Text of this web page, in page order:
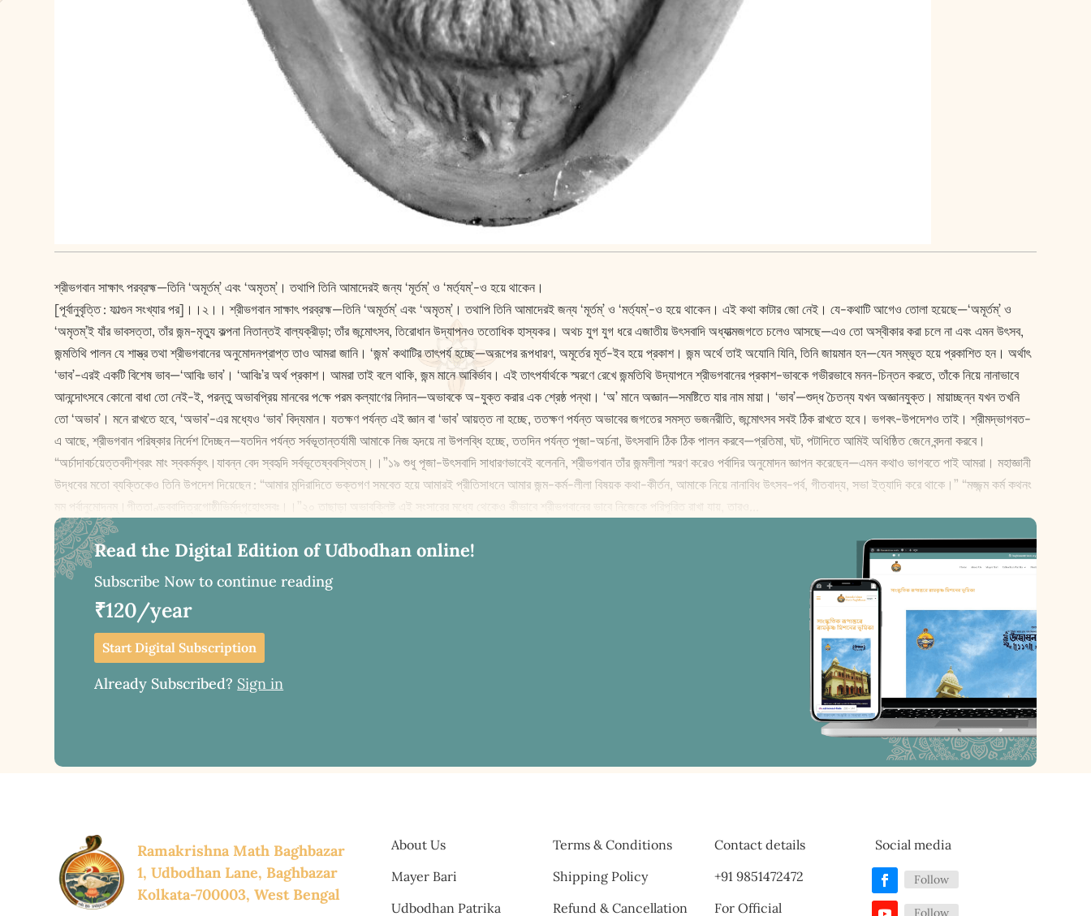
শ্রীভগবান সা‌ক্ষাৎ পরব্রহ্ম—তিনি ‘অমূর্তম্‌’ এবং ‘অমৃতম্‌’। তথাপি তিনি আমাদেরই জন্য ‘মূর্তম্‌’ ও ‘মর্ত্যম্‌’-ও হয়ে থাকেন।
[পূর্বানুবৃত্তি : ফাল্গুন সংখ্যার পর]।।২।। শ্রীভগবান সা‌ক্ষাৎ পরব্রহ্ম—তিনি ‘অমূর্তম্‌’ এবং ‘অমৃতম্‌’। তথাপি তিনি আমাদেরই জন্য ‘মূর্তম্‌’ ও ‘মর্ত্যম্‌’-ও হয়ে থাকেন। এই কথা কাটার জো নেই। যে-কথাটি আগেও তোলা হয়েছে—‘অমূর্তম্‌’ ও
‘অমৃতম্‌’ই যাঁর ভাবসত্তা, তাঁর জন্ম-মৃত্যু কল্পনা নিতান্তই বাল্যক্রীড়া; তাঁর জন্মোৎসব, তিরোধান উদ্‌যাপনও ততোধিক হাস্যকর। অথচ যুগ যুগ ধরে এজাতীয় উৎসবাদি অধ্যাত্মজগতে চলেও আসছে—এও তো অস্বীকার করা চলে না এবং এমন উৎসব,
জন্মতিথি পালন যে শাস্ত্র তথা শ্রীভগবানের অনুমোদনপ্রাপ্ত তাও আমরা জানি। ‘জন্ম’ কথাটির তাৎপর্য হচ্ছে—অরূপের রূপধারণ, অমূর্তের মূর্ত-ইব হয়ে প্রকাশ। জন্ম অর্থে তাই অযোনি যিনি, তিনি জায়মান হন—যেন সম্ভূত হয়ে প্রকাশিত হন। অর্থাৎ
‘ভাব’-এরই একটি বিশেষ ভাব—‘আবিঃ ভাব’। ‘আবিঃ’র অর্থ প্রকাশ। আমরা তাই বলে থাকি, জন্ম মানে আবির্ভাব। এই তাৎপর্যার্থকে স্মরণে রেখে জন্মতিথি উদ্‌যাপনে শ্রীভগবানের প্রকাশ-ভাবকে গভীরভাবে মনন-চিন্তন করতে, তাঁকে নিয়ে নানাভাবে
আনন্দোৎসবে কোনো বাধা তো নেই-ই, পরন্তু অভাবপ্রিয় মানবের প‌ক্ষে পরম কল্যাণের নিদান—অভাবকে অ-যুক্ত করার এক শ্রেষ্ঠ পন্থা। ‘অ’ মানে অজ্ঞান—সমষ্টিতে যার নাম মায়া। ‘ভাব’—শুদ্ধ চৈতন্য যখন অজ্ঞানযুক্ত। মায়াচ্ছন্ন যখন তখনি
তো ‘অভাব’। মনে রাখতে হবে, ‘অভাব’-এর মধ্যেও ‘ভাব’ বিদ্যমান। যত‌ক্ষণ পর্যন্ত এই জ্ঞান বা ‘ভাব’ আয়ত্ত না হচ্ছে, তত‌ক্ষণ পর্যন্ত অভাবের জগতের সমস্ত ভজনরীতি, জন্মোৎসব সবই ঠিক রাখতে হবে। ভগবৎ-উপদেশও তাই। শ্রীমদ্ভাগবত-
এ আছে, শ্রীভগবান পরিষ্কার নির্দেশ দিেচ্ছন—যতদিন পর্যন্ত সর্বভূতান্তর্যামী আমাকে নিজ হৃদয়ে না উপলব্ধি হচ্ছে, ততদিন পর্যন্ত পূজা-অর্চনা, উৎসবাদি ঠিক ঠিক পালন করবে—প্রতিমা, ঘট, পটাদিতে আমিই অধিষ্ঠিত জেনে বন্দনা করবে।
“অর্চাদাবর্চয়েত্তবদীশ্বরং মাং স্বকর্মকৃৎ।যাবন্ন বেদ স্বহৃদি সর্বভূতেষ্ববস্থিতম্‌।।”১৯ শুধু পূজা-উৎসবাদি সাধারণভাবেই বলেননি, শ্রীভগবান তাঁর জন্মলীলা স্মরণ করেও পর্বাদির অনুমোদন জ্ঞাপন করেছেন—এমন কথাও ভাগবতে পাই আমরা। মহাজ্ঞানী
উদ্ধবের মতো ব্যক্তিকেও তিনি উপদেশ দিয়েছেন : “আমার মন্দিরাদিতে ভক্তগণ সমবেত হয়ে আমারই প্রীতিসাধনে আমার জন্ম-কর্ম-লীলা বিষয়ক কথা-কীর্তন, আমাকে নিয়ে নানাবিধ উৎসব-পর্ব, গীতবাদ্য, সভা ইত্যাদি করে থাকে।” “মজ্জন্ম কর্ম কথনং
মম পর্বানুমোদনম্‌।গীততাণ্ডববাদিত্রগোষ্ঠীভির্মদ্‌গৃহোৎসবঃ।।”২০ তাছাড়া অভাবক্লিষ্ট এই সংসারের মধ্যে থেকেও কীভাবে শ্রীভগবানের ভাবে নিজেকে পরিপূরিত রাখা যায়, তারও...
Read the Digital Edition of Udbodhan online!
Subscribe Now to continue reading
₹120/year
Start Digital Subscription
Already Subscribed? Sign in
Ramakrishna Math Baghbazar
1, Udbodhan Lane, Baghbazar
Kolkata-700003, West Bengal
About Us
Mayer Bari
Udbodhan Patrika
Terms & Conditions
Shipping Policy
Refund & Cancellation
Contact details
+91 9851472472
For Official
Social media
Follow
Follow